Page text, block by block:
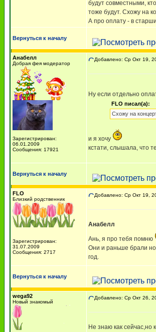
будут совместными,
тоже будут. Схожу на
А про оплату - в
Вернуться к началу
Анабелл
Добрая фея модератор
Зарегистрирован:
06.01.2009
Сообщения: 17921
Добавлено: Ср Окт 19,
Ну если отдельно
FLO писал(а):
Схожу на
и я хочу
кстати, слышала, что
Вернуться к началу
FLO
Близкий родственник
Зарегистрирован:
31.07.2009
Сообщения: 2717
Добавлено: Ср Окт 19,
Анабелл
Ань, я про тебя помню
Они и раньше брали но
год.
Вернуться к началу
wega92
Новый знакомый
Добавлено: Ср Окт 26,
Не знаю как сейчас,но